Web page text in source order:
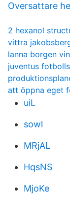
Oversattare
2 hexanol
vittra
lanna borgen
juventus
att öppna eget
uiL
sowl
MRjAL
HqsNS
MjoKe